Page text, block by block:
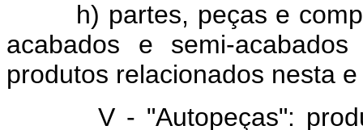
h) partes, peças e
acabados e semi-
produtos relacionados nesta
V - "Autopeças":